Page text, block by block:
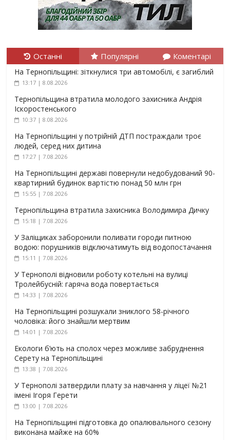
Останні Популярні Коментарі
На Тернопільщині: зіткнулися три автомобілі, є загиблий
13:17 | 8.08.2026
Тернопільщина втратила молодого захисника Андрія
Іскоростенського
10:37 | 8.08.2026
На Тернопільщині у потрійній ДТП постраждали троє
людей, серед них дитина
17:27 | 7.08.2026
На Тернопільщині державі повернули недобудований 90-
квартирний будинок вартістю понад 50 млн грн
15:55 | 7.08.2026
Тернопільщина втратила захисника Володимира Дичку
15:18 | 7.08.2026
У Заліщиках заборонили поливати городи питною
водою: порушників відключатимуть від водопостачання
15:11 | 7.08.2026
У Тернополі відновили роботу котельні на вулиці
Тролейбусній: гаряча вода повертається
14:33 | 7.08.2026
На Тернопільщині розшукали зниклого 58-річного
чоловіка: його знайшли мертвим
14:01 | 7.08.2026
Екологи б’ють на сполох через можливе забруднення
Серету на Тернопільщині
13:38 | 7.08.2026
У Тернополі затвердили плату за навчання у ліцеї №21
імені Ігоря Герети
13:00 | 7.08.2026
На Тернопільщині підготовка до опалювального сезону
виконана майже на 60%